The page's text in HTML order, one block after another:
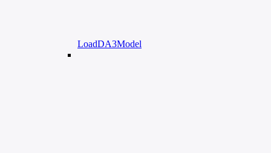
LoadDA3Model